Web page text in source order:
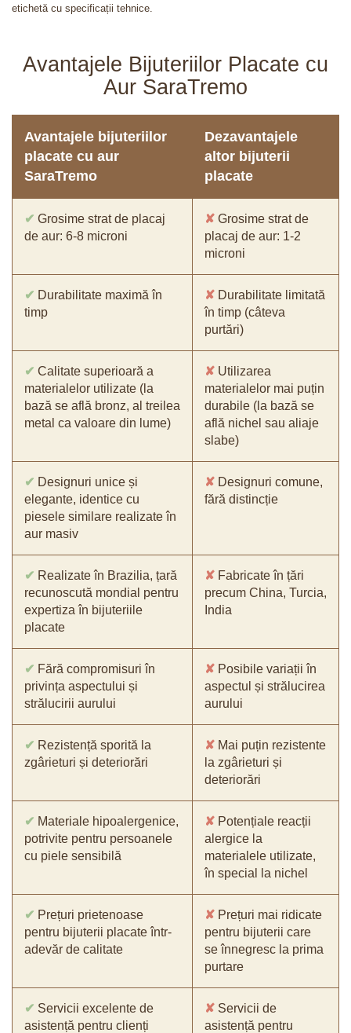
etichetă cu specificații tehnice.
Avantajele Bijuteriilor Placate cu
Aur SaraTremo
Avantajele bijuteriilor
placate cu aur
SaraTremo
Dezavantajele
altor bijuterii
placate
✔ Grosime strat de placaj
de aur: 6-8 microni
✘ Grosime strat de
placaj de aur: 1-2
microni
✔ Durabilitate maximă în
timp
✘ Durabilitate limitată
în timp (câteva
purtări)
✔ Calitate superioară a
materialelor utilizate (la
bază se află bronz, al treilea
metal ca valoare din lume)
✘ Utilizarea
materialelor mai puțin
durabile (la bază se
află nichel sau aliaje
slabe)
✔ Designuri unice și
elegante, identice cu
piesele similare realizate în
aur masiv
✘ Designuri comune,
fără distincție
✔ Realizate în Brazilia, țară
recunoscută mondial pentru
expertiza în bijuteriile
placate
✘ Fabricate în țări
precum China, Turcia,
India
✔ Fără compromisuri în
privința aspectului și
strălucirii aurului
✘ Posibile variații în
aspectul și strălucirea
aurului
✔ Rezistență sporită la
zgârieturi și deteriorări
✘ Mai puțin rezistente
la zgârieturi și
deteriorări
✔ Materiale hipoalergenice,
potrivite pentru persoanele
cu piele sensibilă
✘ Potențiale reacții
alergice la
materialele utilizate,
în special la nichel
✔ Prețuri prietenoase
pentru bijuterii placate într-
adevăr de calitate
✘ Prețuri mai ridicate
pentru bijuterii care
se înnegresc la prima
purtare
✔ Servicii excelente de
asistență pentru clienți
✘ Servicii de
asistență pentru